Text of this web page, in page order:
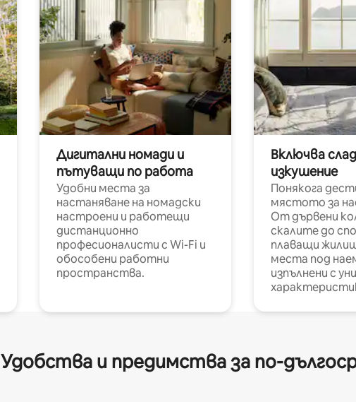
Дигитални номади и
пътуващи по работа
Удобни места за
настаняване на номадски
настроени и работещи
дистанционно
професионалисти с Wi-Fi и
обособени работни
пространства.
Включва
изкушение
Понякога
мястото за
От дървени
скалите до
плаващи
места под
изпълнени с
Удобства и предимства за по-